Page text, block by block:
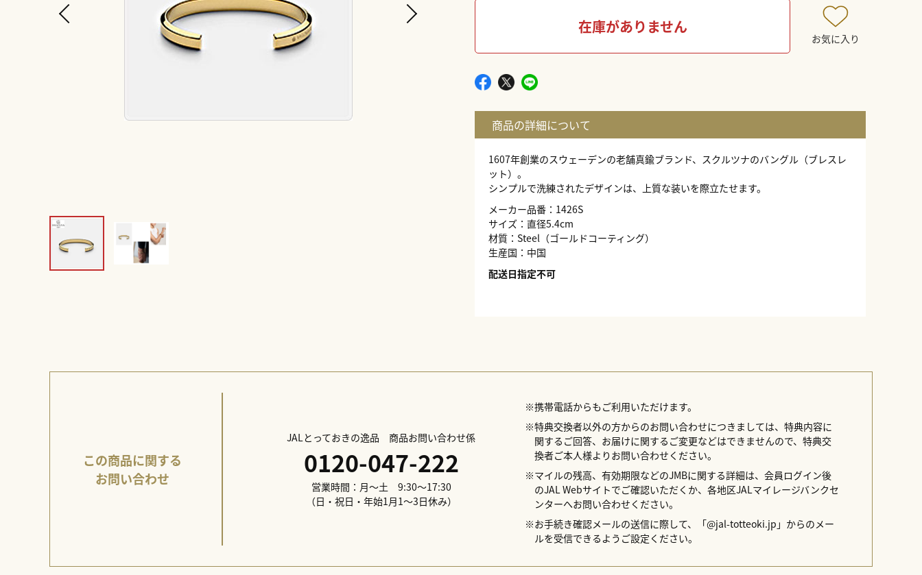
在庫がありません
お気に入り
1607年創業のスウェーデンの老舗真鍮ブランド、スクルツナのバングル（ブレスレ
ット）。
シンプルで洗練されたデザインは、上質な装いを際立たせます。
メーカー品番：1426S
サイズ：直径5.4cm
材質：Steel（ゴールドコーティング）
生産国：中国
配送日指定不可
この商品に関する
お問い合わせ
JALとっておきの逸品 商品お問い合わせ係
0120-047-222
営業時間：月～土 9:30～17:30
（日・祝日・年始1月1～3日休み）
※携帯電話からもご利用いただけます。
※特典交換者以外の方からのお問い合わせにつきましては、特典内容に
関するご回答、お届けに関するご変更などはできませんので、特典交
換者ご本人様よりお問い合わせください。
※マイルの残高、有効期限などのJMBに関する詳細は、会員ログイン後
のJAL Webサイトでご確認いただくか、各地区JALマイレージバンクセ
ンターへお問い合わせください。
※お手続き確認メールの送信に際して、「@jal-totteoki.jp」からのメー
ルを受信できるようご設定ください。